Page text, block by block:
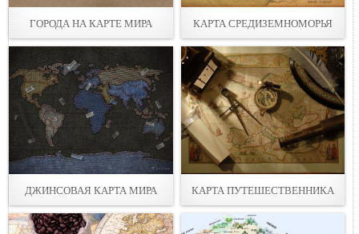
ГОРОДА НА КАРТЕ МИРА КАРТА СРЕДИЗЕМНОМОРЬЯ
ДЖИНСОВАЯ КАРТА МИРА КАРТА ПУТЕШЕСТВЕННИКА